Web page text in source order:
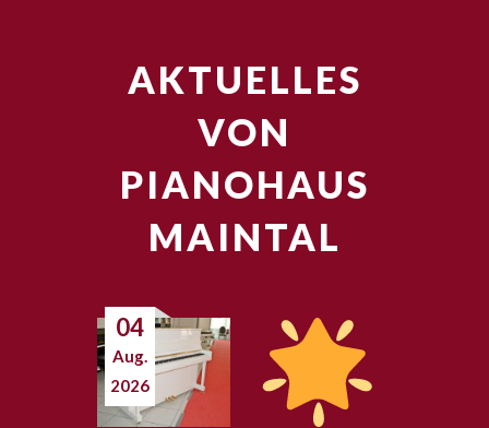
AKTUELLES
VON
PIANOHAUS
MAINTAL
04
Aug.
2026